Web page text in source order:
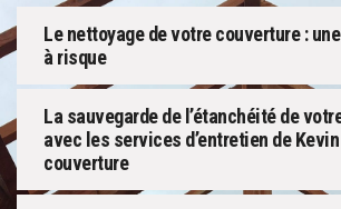
Le nettoyage de votre couverture :
à risque
La sauvegarde de l’étanchéité de
avec les services d’entretien de Kevin
couverture